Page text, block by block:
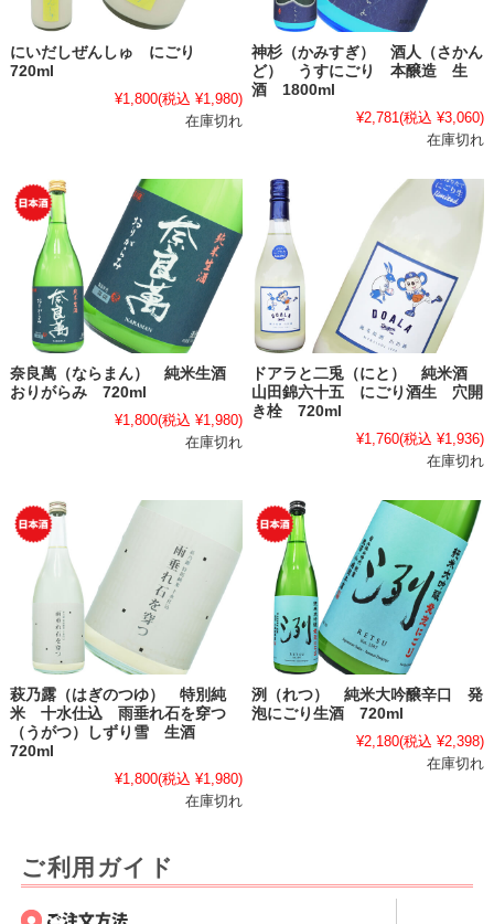
にいだしぜんしゅ にごり
720ml
¥1,800(税込 ¥1,980)
在庫切れ
神杉（かみすぎ） 酒人（さかん
ど） うすにごり 本醸造 生
酒 1800ml
¥2,781(税込 ¥3,060)
在庫切れ
奈良萬（ならまん） 純米生酒
おりがらみ 720ml
¥1,800(税込 ¥1,980)
在庫切れ
ドアラと二兎（にと） 純米酒
山田錦六十五 にごり酒生 穴開
き栓 720ml
¥1,760(税込 ¥1,936)
在庫切れ
萩乃露（はぎのつゆ） 特別純
米 十水仕込 雨垂れ石を穿つ
（うがつ）しずり雪 生酒
720ml
¥1,800(税込 ¥1,980)
在庫切れ
洌（れつ） 純米大吟醸辛口 発
泡にごり生酒 720ml
¥2,180(税込 ¥2,398)
在庫切れ
ご利用ガイド